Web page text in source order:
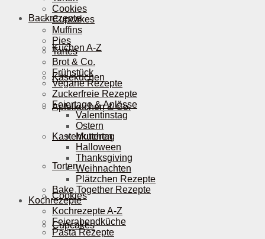
Backrezepte
Kuchen A-Z
Käsekuchen
Apfelkuchen & Co.
Kastenkuchen
Torten
Cookies
Cupcakes
Cookies
Cupcakes
Muffins
Pies
Tartes
Brot & Co.
Frühstück
Vegane Rezepte
Zuckerfreie Rezepte
Feiertage & Anlässe
Valentinstag
Ostern
Muttertag
Halloween
Thanksgiving
Weihnachten
Plätzchen Rezepte
Bake Together Rezepte
Kochrezepte
Kochrezepte A-Z
Feierabendküche
Pasta Rezepte